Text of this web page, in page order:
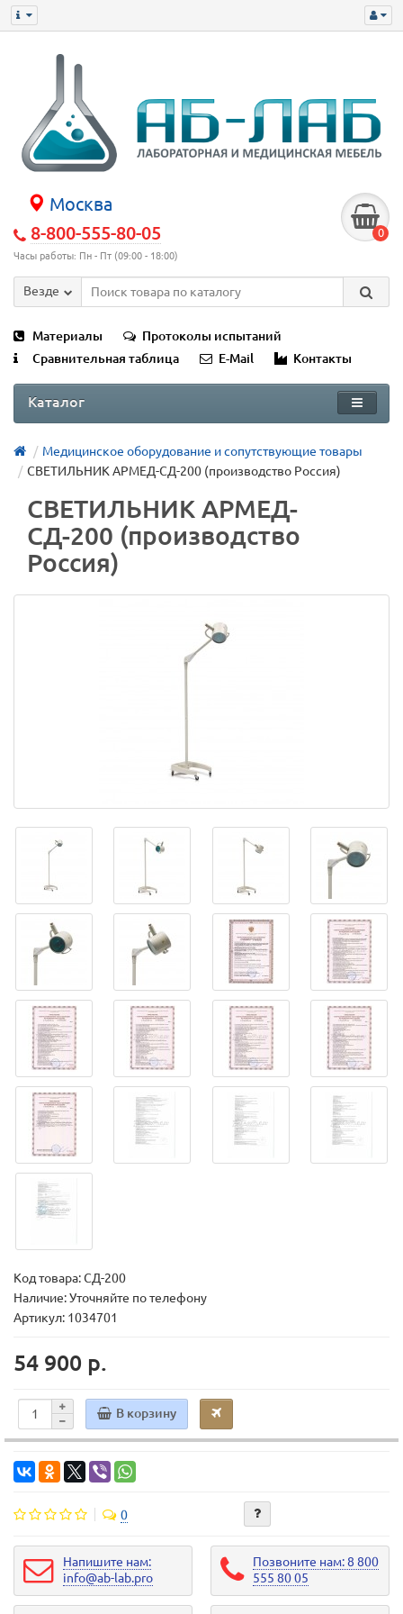
Москва
8-800-555-80-05
Часы работы: Пн - Пт (09:00 - 18:00)
0
Везде
Материалы
Протоколы испытаний
Сравнительная таблица
E-Mail Контакты
Каталог
Медицинское оборудование и сопутствующие товары
СВЕТИЛЬНИК АРМЕД-СД-200 (производство Россия)
СВЕТИЛЬНИК АРМЕД-
СД-200 (производство
Россия)
Код товара:СД-200
Наличие: Уточняйте по телефону
Артикул: 1034701
54 900 р.
В корзину
0
Напишите нам:
info@ab-lab.pro
Позвоните нам: 8 800
555 80 05